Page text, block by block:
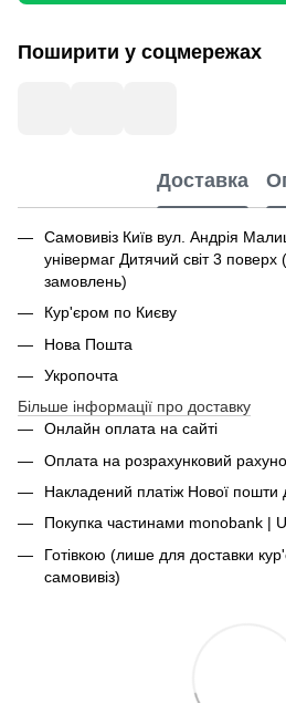
Поширити у соцмережах
Доставка
Самовивіз Київ вул. Андрія
універмаг Дитячий світ 3
замовлень)
Кур'єром по Києву
Нова Пошта
Укропочта
Більше інформації про доставку
Онлайн оплата на сайті
Оплата на розрахунковий
Накладений платіж Нової пошти
Покупка частинами monobank |
Готівкою (лише для доставки
самовивіз)